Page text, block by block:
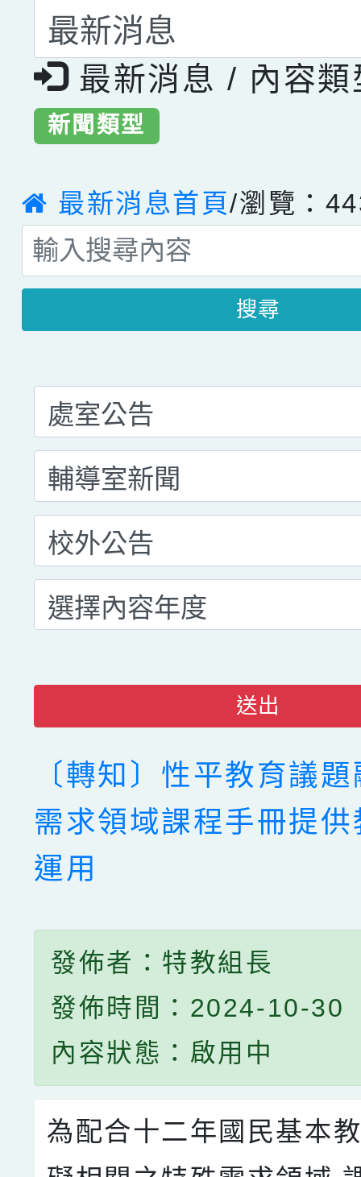
選擇後頁面內容會更
最新消息 / 內容類
新聞類型
最新消息首頁/瀏覽：
搜尋
送出
〔轉知〕性平教育議
需求領域課程手冊提
運用
發佈者：特教組長
發佈時間：2024-10-30
內容狀態：啟用中
為配合十二年國民基本